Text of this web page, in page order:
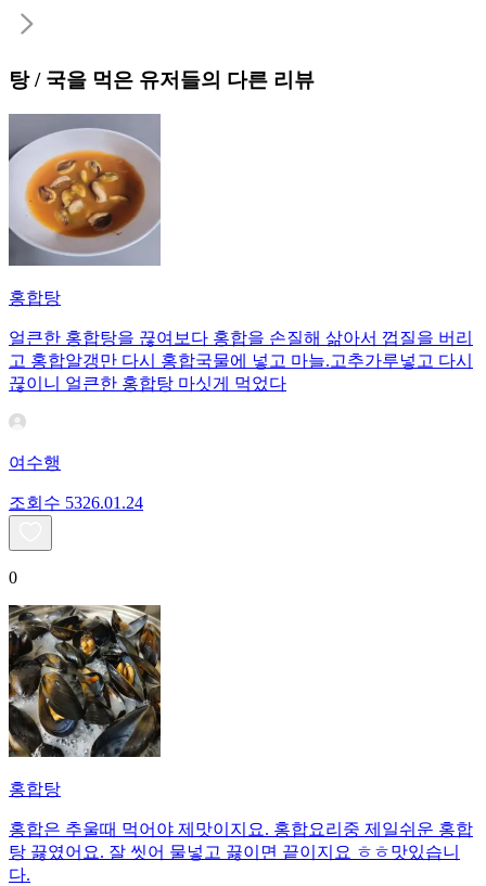
탕 / 국을 먹은 유저들의 다른 리뷰
홍합탕
얼큰한 홍합탕을 끊여보다 홍합을 손질해 삶아서 껍질을 버리
고 홍합알갱만 다시 홍합국물에 넣고 마늘.고추가루넣고 다시
끊이니 얼큰한 홍합탕 마싯게 먹었다
여수행
조회수 5326.01.24
0
홍합탕
홍합은 추울때 먹어야 제맛이지요. 홍합요리중 제일쉬운 홍합
탕 끓였어요. 잘 씻어 물넣고 끓이면 끝이지요 ㅎㅎ맛있습니
다.